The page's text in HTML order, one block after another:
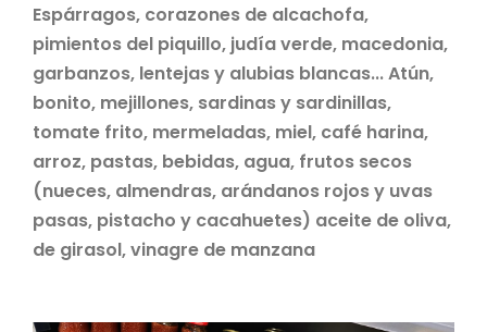
Espárragos, corazones de alcachofa,
pimientos del piquillo, judía verde, macedonia,
garbanzos, lentejas y alubias blancas... Atún,
bonito, mejillones, sardinas y sardinillas,
tomate frito, mermeladas, miel, café harina,
arroz, pastas, bebidas, agua, frutos secos
(nueces, almendras, arándanos rojos y uvas
pasas, pistacho y cacahuetes) aceite de oliva,
de girasol, vinagre de manzana